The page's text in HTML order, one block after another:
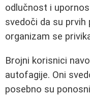
odlučnost i
svedoči da su prvih
organizam se
Brojni korisnici
autofagije. Oni
posebno su